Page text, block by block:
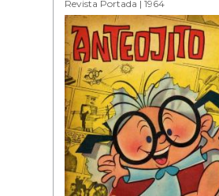
Revista Portada | 1964